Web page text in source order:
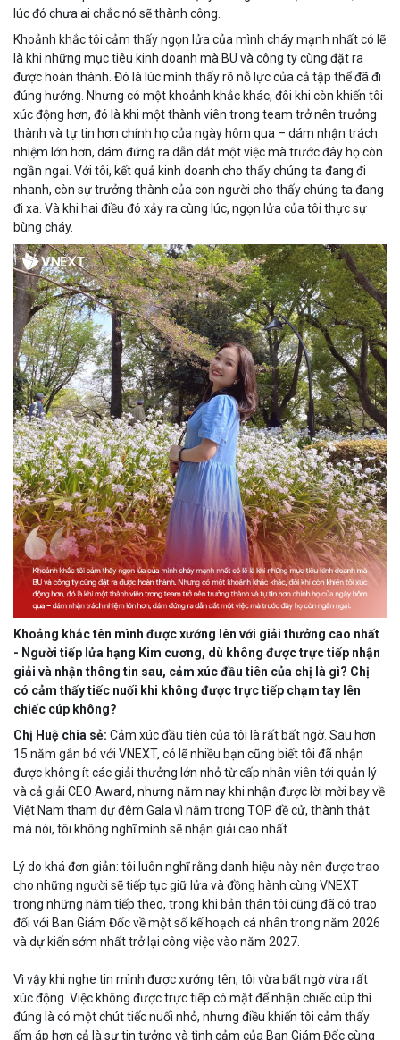
lúc đó chưa ai chắc nó sẽ thành công.
Khoảnh khắc tôi cảm thấy ngọn lửa của mình cháy mạnh nhất có lẽ
là khi những mục tiêu kinh doanh mà BU và công ty cùng đặt ra
được hoàn thành. Đó là lúc mình thấy rõ nỗ lực của cả tập thể đã đi
đúng hướng. Nhưng có một khoảnh khắc khác, đôi khi còn khiến tôi
xúc động hơn, đó là khi một thành viên trong team trở nên trưởng
thành và tự tin hơn chính họ của ngày hôm qua – dám nhận trách
nhiệm lớn hơn, dám đứng ra dẫn dắt một việc mà trước đây họ còn
ngần ngại. Với tôi, kết quả kinh doanh cho thấy chúng ta đang đi
nhanh, còn sự trưởng thành của con người cho thấy chúng ta đang
đi xa. Và khi hai điều đó xảy ra cùng lúc, ngọn lửa của tôi thực sự
bùng cháy.
Khoảng khắc tên mình được xướng lên với giải thưởng cao nhất
- Người tiếp lửa hạng Kim cương, dù không được trực tiếp nhận
giải và nhận thông tin sau, cảm xúc đầu tiên của chị là gì? Chị
có cảm thấy tiếc nuối khi không được trực tiếp chạm tay lên
chiếc cúp không?
Chị Huệ chia sẻ: Cảm xúc đầu tiên của tôi là rất bất ngờ. Sau hơn
15 năm gắn bó với VNEXT, có lẽ nhiều bạn cũng biết tôi đã nhận
được không ít các giải thưởng lớn nhỏ từ cấp nhân viên tới quản lý
và cả giải CEO Award, nhưng năm nay khi nhận được lời mời bay về
Việt Nam tham dự đêm Gala vì nằm trong TOP đề cử, thành thật
mà nói, tôi không nghĩ mình sẽ nhận giải cao nhất.
Lý do khá đơn giản: tôi luôn nghĩ rằng danh hiệu này nên được trao
cho những người sẽ tiếp tục giữ lửa và đồng hành cùng VNEXT
trong những năm tiếp theo, trong khi bản thân tôi cũng đã có trao
đổi với Ban Giám Đốc về một số kế hoạch cá nhân trong năm 2026
và dự kiến sớm nhất trở lại công việc vào năm 2027.
Vì vậy khi nghe tin mình được xướng tên, tôi vừa bất ngờ vừa rất
xúc động. Việc không được trực tiếp có mặt để nhận chiếc cúp thì
đúng là có một chút tiếc nuối nhỏ, nhưng điều khiến tôi cảm thấy
ấm áp hơn cả là sự tin tưởng và tình cảm của Ban Giám Đốc cùng